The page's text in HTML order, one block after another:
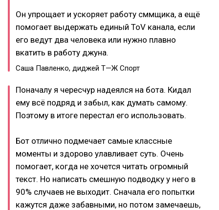
Он упрощает и ускоряет работу сммщика, а ещё
помогает выдержать единый ToV канала, если
его ведут два человека или нужно плавно
вкатить в работу джуна.
Саша Павленко, диджей Т—Ж Спорт
Поначалу я чересчур надеялся на бота. Кидал
ему всё подряд и забыл, как думать самому.
Поэтому в итоге перестал его использовать.
Бот отлично подмечает самые классные
моменты и здорово улавливает суть. Очень
помогает, когда не хочется читать огромный
текст. Но написать смешную подводку у него в
90% случаев не выходит. Сначала его попытки
кажутся даже забавными, но потом замечаешь,